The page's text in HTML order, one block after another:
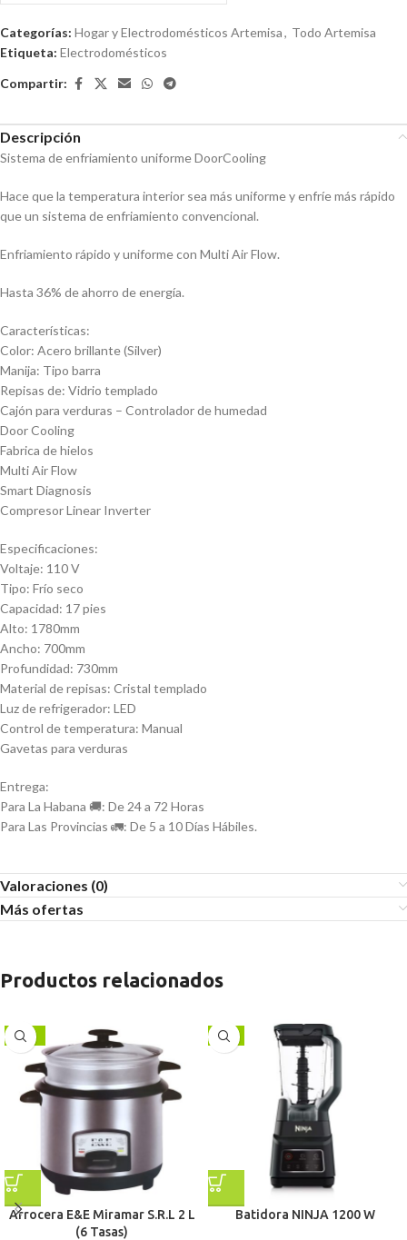
Categorías: Hogar y Electrodomésticos Artemisa, Todo Artemisa
Etiqueta: Electrodomésticos
Compartir:
Descripción
Sistema de enfriamiento uniforme DoorCooling
Hace que la temperatura interior sea más uniforme y enfríe más rápido
que un sistema de enfriamiento convencional.
Enfriamiento rápido y uniforme con Multi Air Flow.
Hasta 36% de ahorro de energía.
Características:
Color: Acero brillante (Silver)
Manija: Tipo barra
Repisas de: Vidrio templado
Cajón para verduras – Controlador de humedad
Door Cooling
Fabrica de hielos
Multi Air Flow
Smart Diagnosis
Compresor Linear Inverter
Especificaciones:
Voltaje: 110 V
Tipo: Frío seco
Capacidad: 17 pies
Alto: 1780mm
Ancho: 700mm
Profundidad: 730mm
Material de repisas: Cristal templado
Luz de refrigerador: LED
Control de temperatura: Manual
Gavetas para verduras
Entrega:
Para La Habana 🚚: De 24 a 72 Horas
Para Las Provincias 🚛: De 5 a 10 Días Hábiles.
Valoraciones (0)
Más ofertas
Productos relacionados
-11%
Arrocera E&E Miramar S.R.L 2 L
(6 Tasas)
-6%
Batidora NINJA 1200 W